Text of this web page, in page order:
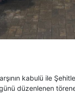
kabulü ile
düzenlenen törene